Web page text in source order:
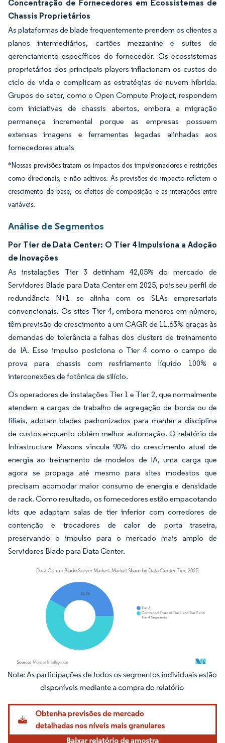
Concentração de Fornecedores em Ecossistemas de
Chassis Proprietários
As plataformas de blade frequentemente prendem os clientes a
planos intermediários, cartões mezzanine e suítes de
gerenciamento específicos do fornecedor. Os ecossistemas
proprietários dos principais players inflacionam os custos do
ciclo de vida e complicam as estratégias de nuvem híbrida.
Grupos do setor, como o Open Compute Project, respondem
com iniciativas de chassis abertos, embora a migração
permaneça incremental porque as empresas possuem
extensas imagens e ferramentas legadas alinhadas aos
fornecedores atuais
*Nossas previsões tratam os impactos dos impulsionadores e restrições
como direcionais, e não aditivos. As previsões de impacto refletem o
crescimento de base, os efeitos de composição e as interações entre
variáveis.
Análise de Segmentos
Por Tier de Data Center: O Tier 4 Impulsiona a Adoção
de Inovações
As instalações Tier 3 detinham 42,05% do mercado de
Servidores Blade para Data Center em 2025, pois seu perfil de
redundância N+1 se alinha com os SLAs empresariais
convencionais. Os sites Tier 4, embora menores em número,
têm previsão de crescimento a um CAGR de 11,63% graças às
demandas de tolerância a falhas dos clusters de treinamento
de IA. Esse impulso posiciona o Tier 4 como o campo de
prova para chassis com resfriamento líquido 100% e
interconexões de fotônica de silício.
Os operadores de instalações Tier 1 e Tier 2, que normalmente
atendem a cargas de trabalho de agregação de borda ou de
filiais, adotam blades padronizados para manter a disciplina
de custos enquanto obtêm melhor automação. O relatório da
Infrastructure Masons vincula 90% do crescimento atual de
energia ao treinamento de modelos de IA, uma carga que
agora se propaga até mesmo para sites modestos que
precisam acomodar maior consumo de energia e densidade
de rack. Como resultado, os fornecedores estão empacotando
kits que adaptam salas de tier inferior com corredores de
contenção e trocadores de calor de porta traseira,
preservando o impulso para o mercado mais amplo de
Servidores Blade para Data Center.
Imagem © Mordor Intelligence. O reuso requer atribuição conforme CC BY 4.0.